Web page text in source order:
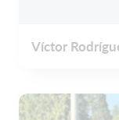
Víctor